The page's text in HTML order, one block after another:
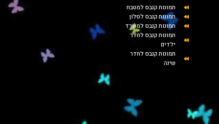
תמונות קנבס למטבח
תמונות קנבס לסלון
תמונות קנבס למשרד
תמונות קנבס לחדר
ילדים
תמונות קנבס לחדר
שינה